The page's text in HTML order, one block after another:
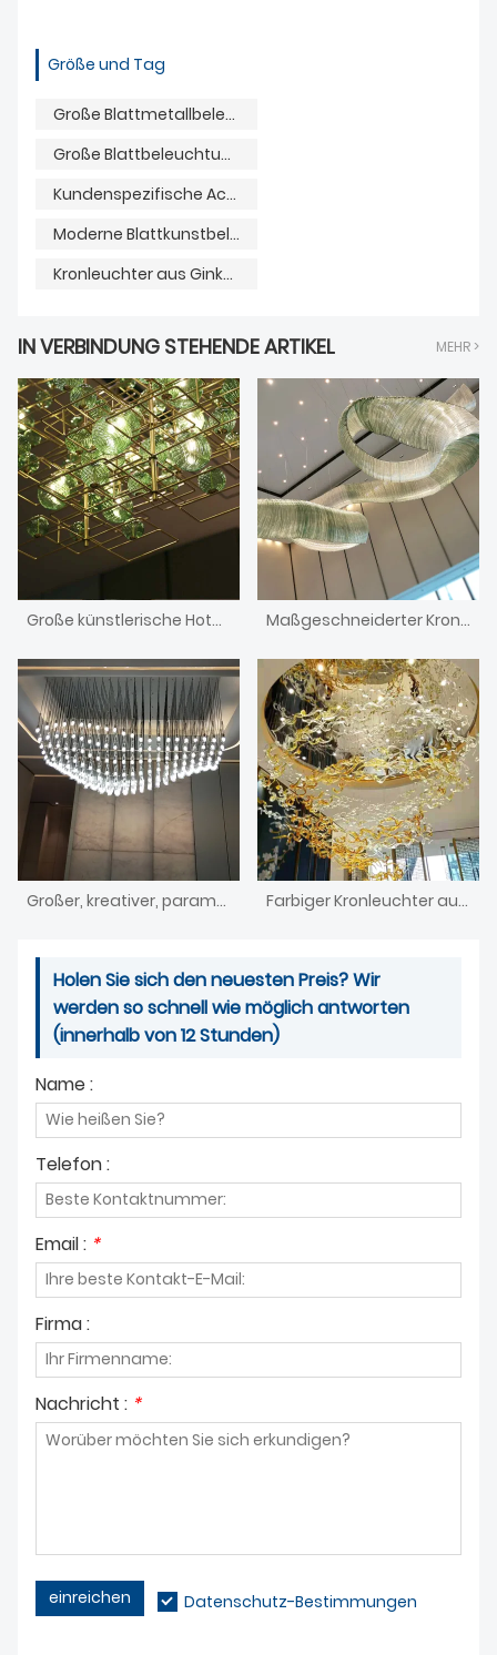
Größe und Tag
Große Blattmetallbeleuchtung
Große Blattbeleuchtung aus Acryl
Kundenspezifische Acryllampe
Moderne Blattkunstbeleuchtung
Kronleuchter aus Ginkgoblättern
IN VERBINDUNG STEHENDE ARTIKEL MEHR >
Große künstlerische Hotellobby mit grünem Glaskugel-Lampen-Kronleuchter Maßgeschneiderter Kronleuchter aus großem Glasband mit grünem Farbverlauf
Großer, kreativer, parametrischer Design-Kronleuchter im modernen Stil mit Kristallbechern für das Esszimmer Farbiger Kronleuchter aus Muranoglas im modernen Stil
Holen Sie sich den neuesten Preis? Wir
werden so schnell wie möglich antworten
(innerhalb von 12 Stunden)
Name :
Telefon :
Email : *
Firma :
Nachricht : *
einreichen Datenschutz-Bestimmungen